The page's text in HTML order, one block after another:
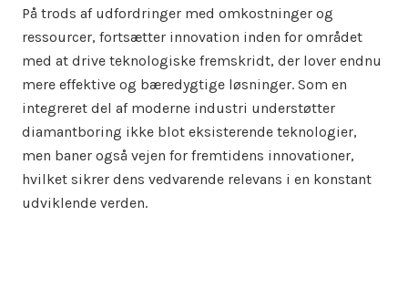
På trods af udfordringer med omkostninger og
ressourcer, fortsætter innovation inden for området
med at drive teknologiske fremskridt, der lover endnu
mere effektive og bæredygtige løsninger. Som en
integreret del af moderne industri understøtter
diamantboring ikke blot eksisterende teknologier,
men baner også vejen for fremtidens innovationer,
hvilket sikrer dens vedvarende relevans i en konstant
udviklende verden.